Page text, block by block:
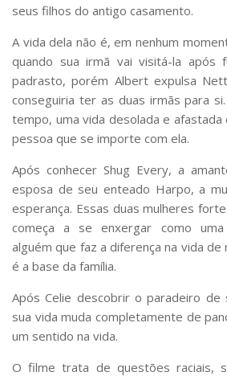
seus filhos do antigo casamento.
A vida dela não é, em nenhum
quando sua irmã vai visitá-la após
padrasto, porém Albert expulsa
conseguiria ter as duas irmãs para
tempo, uma vida desolada e
pessoa que se importe com ela.
Após conhecer Shug Every, a
esposa de seu enteado Harpo, a
esperança. Essas duas mulheres
começa a se enxergar como
alguém que faz a diferença na vida
é a base da família.
Após Celie descobrir o paradeiro de
sua vida muda completamente de
um sentido na vida.
O filme trata de questões raciais,